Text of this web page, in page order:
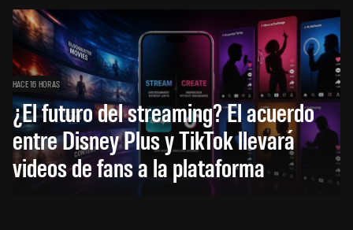
HACE 16 HORAS
¿El futuro del streaming? El acuerdo
entre Disney Plus y TikTok llevará
videos de fans a la plataforma